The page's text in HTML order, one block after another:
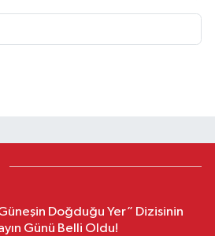
Doğduğu Yer” Dizisinin
Günü Belli Oldu!